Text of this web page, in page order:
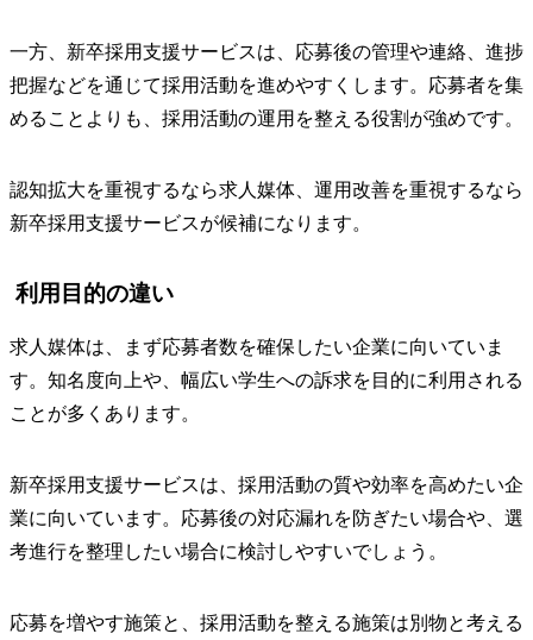
一方、新卒採用支援サービスは、応募後の管理や連絡、進捗
把握などを通じて採用活動を進めやすくします。応募者を集
めることよりも、採用活動の運用を整える役割が強めです。
認知拡大を重視するなら求人媒体、運用改善を重視するなら
新卒採用支援サービスが候補になります。
利用目的の違い
求人媒体は、まず応募者数を確保したい企業に向いていま
す。知名度向上や、幅広い学生への訴求を目的に利用される
ことが多くあります。
新卒採用支援サービスは、採用活動の質や効率を高めたい企
業に向いています。応募後の対応漏れを防ぎたい場合や、選
考進行を整理したい場合に検討しやすいでしょう。
応募を増やす施策と、採用活動を整える施策は別物と考える